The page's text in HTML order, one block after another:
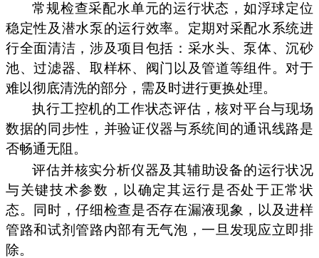
常规检查采配水单元的运行状态，如浮球定位
稳定性及潜水泵的运行效率。定期对采配水系统进
行全面清洁，涉及项目包括：采水头、泵体、沉砂
池、过滤器、取样杯、阀门以及管道等组件。对于
难以彻底清洗的部分，需及时进行更换处理。
执行工控机的工作状态评估，核对平台与现场
数据的同步性，并验证仪器与系统间的通讯线路是
否畅通无阻。
评估并核实分析仪器及其辅助设备的运行状况
与关键技术参数，以确定其运行是否处于正常状
态。同时，仔细检查是否存在漏液现象，以及进样
管路和试剂管路内部有无气泡，一旦发现应立即排
除。